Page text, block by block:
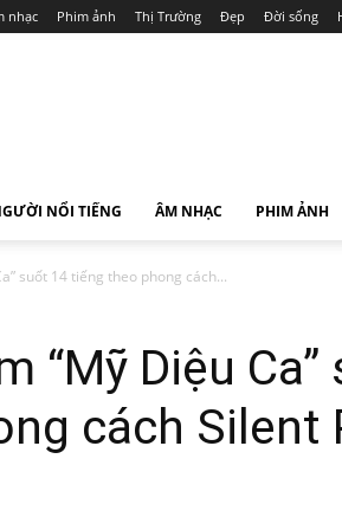
nhạc Phim ảnh Thị Trường Đẹp Đời sống
NỔI TIẾNG ÂM NHẠC PHIM ẢNH
suốt 14 tiếng theo phong cách...
“Mỹ Diệu Ca”
cách Silent